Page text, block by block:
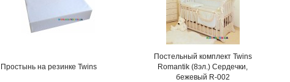
Простынь на резинке Twins
Постельный комплект Twins
Romantik (8эл.) Сердечки,
бежевый R-002